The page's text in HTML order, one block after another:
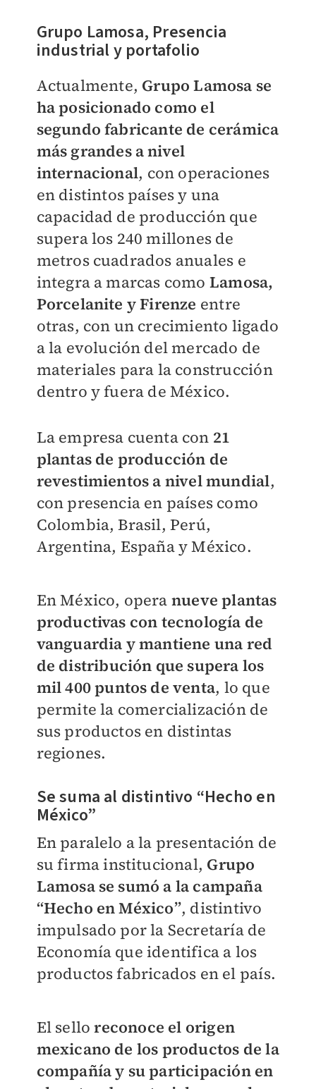
Grupo Lamosa, Presencia
industrial y portafolio
Actualmente, Grupo Lamosa se
ha posicionado como el
segundo fabricante de cerámica
más grandes a nivel
internacional, con operaciones
en distintos países y una
capacidad de producción que
supera los 240 millones de
metros cuadrados anuales e
integra a marcas como Lamosa,
Porcelanite y Firenze entre
otras, con un crecimiento ligado
a la evolución del mercado de
materiales para la construcción
dentro y fuera de México.
La empresa cuenta con 21
plantas de producción de
revestimientos a nivel mundial,
con presencia en países como
Colombia, Brasil, Perú,
Argentina, España y México.
En México, opera nueve plantas
productivas con tecnología de
vanguardia y mantiene una red
de distribución que supera los
mil 400 puntos de venta, lo que
permite la comercialización de
sus productos en distintas
regiones.
Se suma al distintivo “Hecho en
México”
En paralelo a la presentación de
su firma institucional, Grupo
Lamosa se sumó a la campaña
“Hecho en México”, distintivo
impulsado por la Secretaría de
Economía que identifica a los
productos fabricados en el país.
El selloreconoce el origen
mexicano de los productos de la
compañía y su participación en